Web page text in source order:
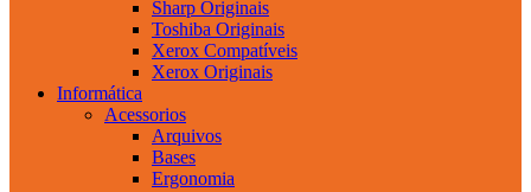
Sharp Originais
Toshiba Originais
Xerox Compatíveis
Xerox Originais
Informática
Acessorios
Arquivos
Bases
Ergonomia